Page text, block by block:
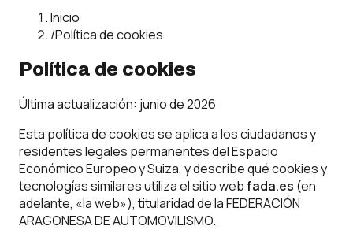
Inicio
/Política de cookies
Política de cookies
Última actualización: junio de 2026
Esta política de cookies se aplica a los ciudadanos y
residentes legales permanentes del Espacio
Económico Europeo y Suiza, y describe qué cookies y
tecnologías similares utiliza el sitio webfada.es (en
adelante, «la web»), titularidad de la FEDERACIÓN
ARAGONESA DE AUTOMOVILISMO.